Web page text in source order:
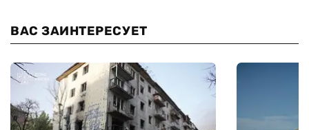
ВАС ЗАИНТЕРЕСУЕТ